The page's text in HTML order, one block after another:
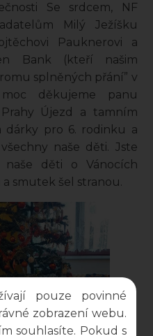
Se srdcem, NF
Milý Ježíšku
Pauknerovi a
Bank (kteří našim
splněných přání” v
děkujeme panu
Újezd a tamním
dárky pro 6. rodinku a
naše děti. Jste
naše děti o Vánocích
smutek šel stranou.
pouze povinné
zobrazení webu.
souhlasíte. Pokud s